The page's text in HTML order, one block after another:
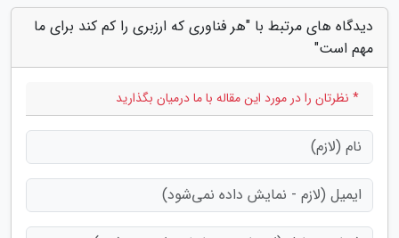
دیدگاه های مرتبط با "هر فناوری که ارزبری را کم کند برای ما
مهم است"
* نظرتان را در مورد این مقاله با ما درمیان بگذارید